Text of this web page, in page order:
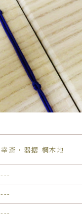
幸斎・器据 桐木地
---
---